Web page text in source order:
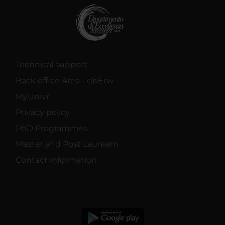
Technical support
Back office Area - dbErw
MyUnivr
Privacy policy
PhD Programmes
Master and Post Lauream
Contact information